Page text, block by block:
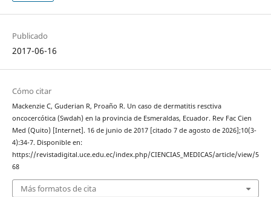
Publicado
2017-06-16
Cómo citar
Mackenzie C, Guderian R, Proaño R. Un caso de dermatitis resctiva
oncocercótica (Swdah) en la provincia de Esmeraldas, Ecuador. Rev Fac Cien
Med (Quito) [Internet]. 16 de junio de 2017 [citado 7 de agosto de 2026];10(3-
4):34-7. Disponible en:
https://revistadigital.uce.edu.ec/index.php/CIENCIAS_MEDICAS/article/view/5
68
Más formatos de cita